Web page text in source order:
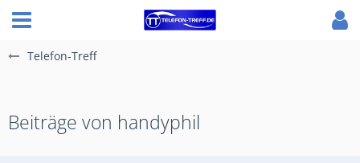
Telefon-Treff
Beiträge von handyphil